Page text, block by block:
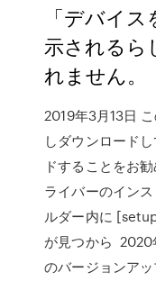
「デバイ
示されるら
れません。
2019年3月13日
しダウンロード
ドすることをお
ライバーのイン
ルダー内に
が見つから 2020
のバージョンア